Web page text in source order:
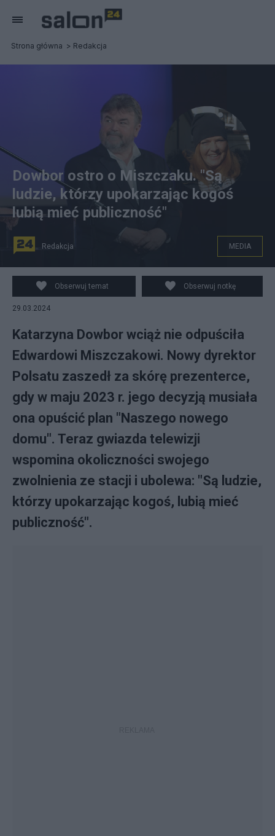
Strona główna Redakcja
na zdjęciu: w kółku: Katarzyna Dowbor fot. Fryta 73, CC
BY-SA 2.0. w tle: dyrektor programowy Polsatu Edward
Miszczak. Fot. Marcin Kułakowski, PISF/ Flickr, CC BY 2.0
Dowbor ostro o Miszczaku. "Są
ludzie, którzy upokarzając kogoś
lubią mieć publiczność"
Redakcja MEDIA
Obserwuj temat Obserwuj notkę
29.03.2024
Katarzyna Dowbor wciąż nie odpuściła
Edwardowi Miszczakowi. Nowy dyrektor
Polsatu zaszedł za skórę prezenterce,
gdy w maju 2023 r. jego decyzją musiała
ona opuścić plan "Naszego nowego
domu". Teraz gwiazda telewizji
wspomina okoliczności swojego
zwolnienia ze stacji i ubolewa: "Są ludzie,
którzy upokarzając kogoś, lubią mieć
publiczność".